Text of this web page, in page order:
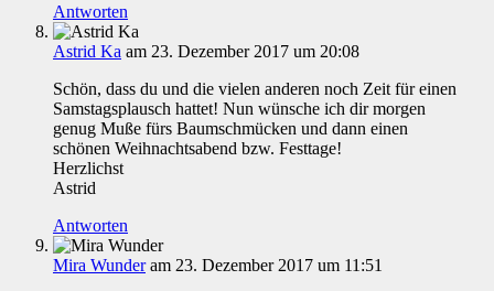
Antworten
Astrid Ka am 23. Dezember 2017 um 20:08
Schön, dass du und die vielen anderen noch Zeit für einen
Samstagsplausch hattet! Nun wünsche ich dir morgen
genug Muße fürs Baumschmücken und dann einen
schönen Weihnachtsabend bzw. Festtage!
Herzlichst
Astrid
Antworten
Mira Wunder am 23. Dezember 2017 um 11:51